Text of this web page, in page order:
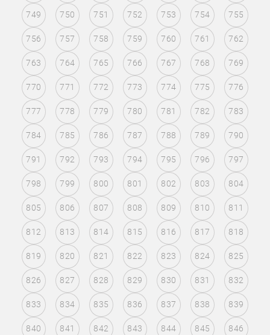
749 750 751 752 753 754 755
756 757 758 759 760 761 762
763 764 765 766 767 768 769
770 771 772 773 774 775 776
777 778 779 780 781 782 783
784 785 786 787 788 789 790
791 792 793 794 795 796 797
798 799 800 801 802 803 804
805 806 807 808 809 810 811
812 813 814 815 816 817 818
819 820 821 822 823 824 825
826 827 828 829 830 831 832
833 834 835 836 837 838 839
840 841 842 843 844 845 846